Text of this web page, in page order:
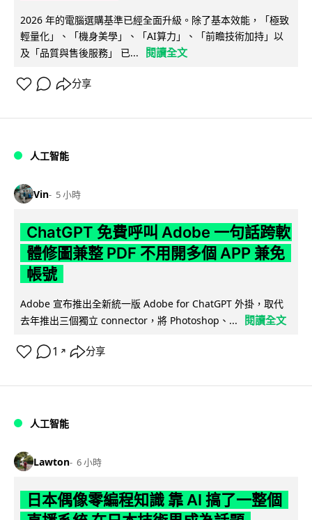
2026 年的電腦選購基準已經全面升級。除了基本效能，「極致
輕量化」、「機身美學」、「AI算力」、「前瞻技術加持」以
及「品質與售後服務」 已...
閱讀全文
分享
人工智能
Vin 5 小時
ChatGPT 免費呼叫 Adobe 一句話跨軟
體修圖兼整 PDF 不用開多個 APP 兼免
帳號
Adobe 宣布推出全新統一版 Adobe for ChatGPT 外掛，取代
去年推出三個獨立 connector，將 Photoshop、...
閱讀全文
1 ↗ 分享
人工智能
Lawton 6 小時
日本偶像零編程知識 靠 AI 搞了一整個